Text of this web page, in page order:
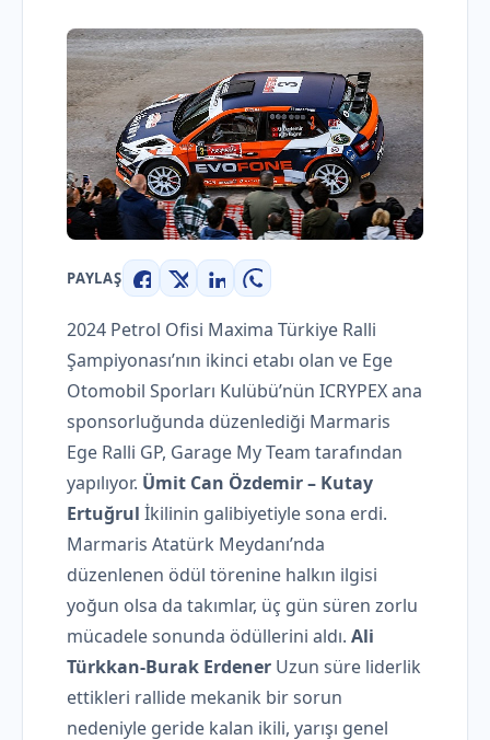
PAYLAŞ
Facebook
X LinkedInWhatsApp
2024 Petrol Ofisi Maxima Türkiye Ralli
Şampiyonası’nın ikinci etabı olan ve Ege
Otomobil Sporları Kulübü’nün ICRYPEX ana
sponsorluğunda düzenlediği Marmaris
Ege Ralli GP, Garage My Team tarafından
yapılıyor. Ümit Can Özdemir – Kutay
Ertuğrul İkilinin galibiyetiyle sona erdi.
Marmaris Atatürk Meydanı’nda
düzenlenen ödül törenine halkın ilgisi
yoğun olsa da takımlar, üç gün süren zorlu
mücadele sonunda ödüllerini aldı. Ali
Türkkan-Burak Erdener Uzun süre liderlik
ettikleri rallide mekanik bir sorun
nedeniyle geride kalan ikili, yarışı genel